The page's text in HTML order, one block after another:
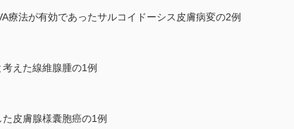
療法が有効であったサルコイドーシス皮膚病変の2例
えた線維腺腫の1例
皮膚腺様囊胞癌の1例